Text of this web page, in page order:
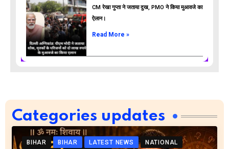
CM रेखा गुप्ता ने जताया दुख, PMO ने किया मुआवजे का
ऐलान।
Read More »
Categories updates
BIHAR BIHAR LATEST NEWS
NATIONAL